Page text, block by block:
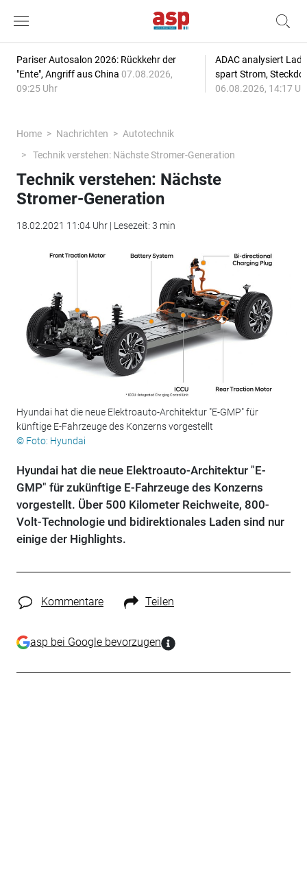
Pariser Autosalon 2026: Rückkehr der
"Ente", Angriff aus China 07.08.2026,
09:25 Uhr
ADAC analysiert
spart Strom,
06.08.2026, 14:17
Home Nachrichten
Autotechnik
Technik verstehen: Nächste Stromer-Generation
Technik verstehen: Nächste
Stromer-Generation
18.02.2021 11:04 Uhr | Lesezeit: 3 min
Hyundai hat die neue Elektroauto-Architektur "E-GMP" für
künftige E-Fahrzeuge des Konzerns vorgestellt
© Foto: Hyundai
Hyundai hat die neue Elektroauto-Architektur "E-
GMP" für zukünftige E-Fahrzeuge des Konzerns
vorgestellt. Über 500 Kilometer Reichweite, 800-
Volt-Technologie und bidirektionales Laden sind nur
einige der Highlights.
Kommentare Teilen
asp bei Google bevorzugen